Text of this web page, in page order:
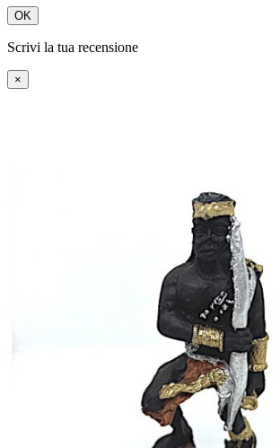
OK
Scrivi la tua recensione
×